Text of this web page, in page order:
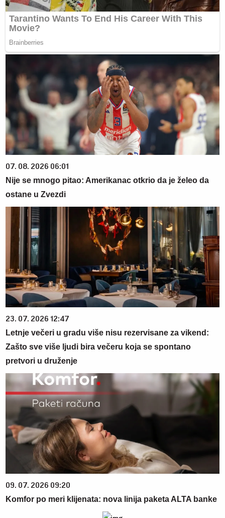
07. 08. 2026 06:01
Nije se mnogo pitao: Amerikanac otkrio da je želeo da
ostane u Zvezdi
23. 07. 2026 12:47
Letnje večeri u gradu više nisu rezervisane za vikend:
Zašto sve više ljudi bira večeru koja se spontano
pretvori u druženje
09. 07. 2026 09:20
Komfor po meri klijenata: nova linija paketa ALTA banke